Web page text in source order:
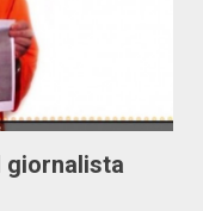
giornalista